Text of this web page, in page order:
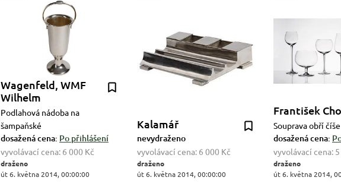
Wagenfeld, WMF
Wilhelm
Podlahová nádoba na
šampaňské
dosažená cena: Po přihlášení
vyvolávací cena: 6 000 Kč
draženo
út 6. května 2014, 00:00:00
Kalamář
nevydraženo
vyvolávací cena: 6 000 Kč
draženo
út 6. května 2014, 00:00:00
František
Souprava obří
dosažená cena:
vyvolávací cena:
draženo
út 6. května 2014,